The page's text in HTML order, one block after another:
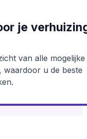
je
van alle mogelijke
waardoor u de beste